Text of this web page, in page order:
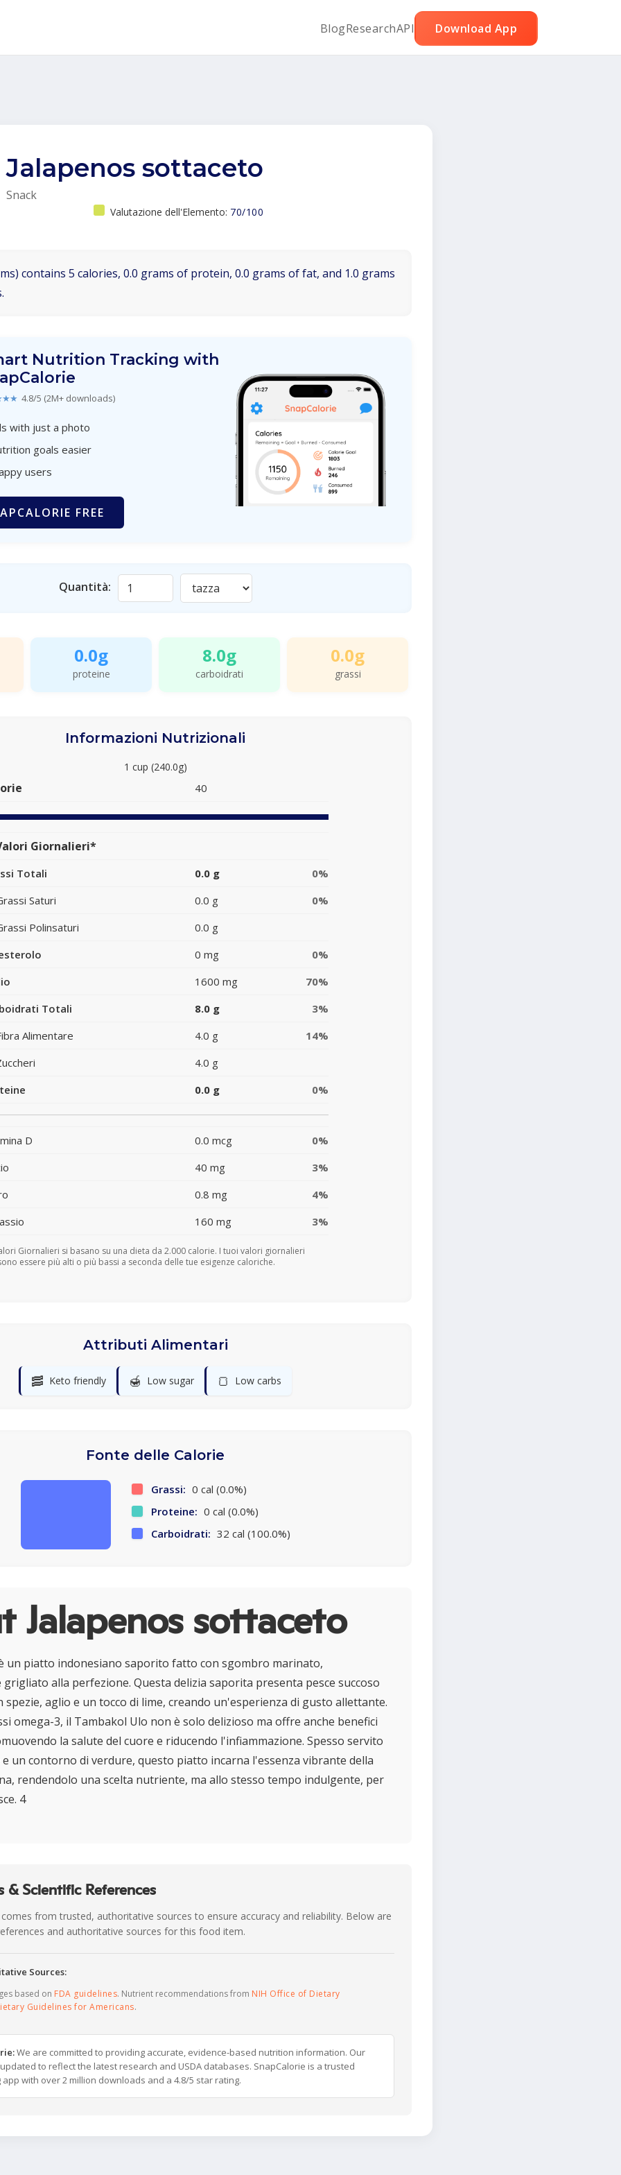
BlogResearchAPI Download App
Jalapenos sottaceto
Snack
Valutazione dell'Elemento: 70/100
contains 5 calories, 0.0 grams of protein, 0.0 grams of fat, and 1.0 grams
Nutrition Tracking with
4.8/5 (2M+ downloads)
with just a photo
goals easier
users
FREE
Quantità:
0.0g
proteine
8.0g
carboidrati
0.0g
grassi
Informazioni Nutrizionali
1 cup (240.0g)
40
Giornalieri*
Totali 0.0 g
0%
Saturi
0.0 g
0%
Polinsaturi
0.0 g
0 mg
0%
1600 mg
70%
Totali
8.0 g
3%
Alimentare
4.0 g
14%
4.0 g
0.0 g 0%
D 0.0 mcg
0%
40 mg
3%
0.8 mg
4%
160 mg 3%
Giornalieri si basano su una dieta da 2.000 calorie. I tuoi valori giornalieri
essere più alti o più bassi a seconda delle tue esigenze caloriche.
Attributi Alimentari
🥓 Keto friendly 🍯 Low sugar 🍞 Low carbs
Fonte delle Calorie
Grassi: 0 cal (0.0%)
Proteine: 0 cal (0.0%)
Carboidrati: 32 cal (100.0%)
Jalapenos sottaceto
un piatto indonesiano saporito fatto con sgombro marinato,
alla perfezione. Questa delizia saporita presenta pesce succoso
spezie, aglio e un tocco di lime, creando un'esperienza di gusto allettante.
omega-3, il Tambakol Ulo non è solo delizioso ma offre anche benefici
la salute del cuore e riducendo l'infiammazione. Spesso servito
un contorno di verdure, questo piatto incarna l'essenza vibrante della
rendendolo una scelta nutriente, ma allo stesso tempo indulgente, per
4
& Scientific References
from trusted, authoritative sources to ensure accuracy and reliability. Below are
and authoritative sources for this food item.
Sources:
based on FDA guidelines. Nutrient recommendations from NIH Office of Dietary
Guidelines for Americans.
We are committed to providing accurate, evidence-based nutrition information. Our
to reflect the latest research and USDA databases. SnapCalorie is a trusted
with over 2 million downloads and a 4.8/5 star rating.